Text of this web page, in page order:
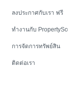
ลงประกาศกับเรา ฟรี
ทำงานกับ
การจัดการทรัพย์สิน
ติดต่อเรา